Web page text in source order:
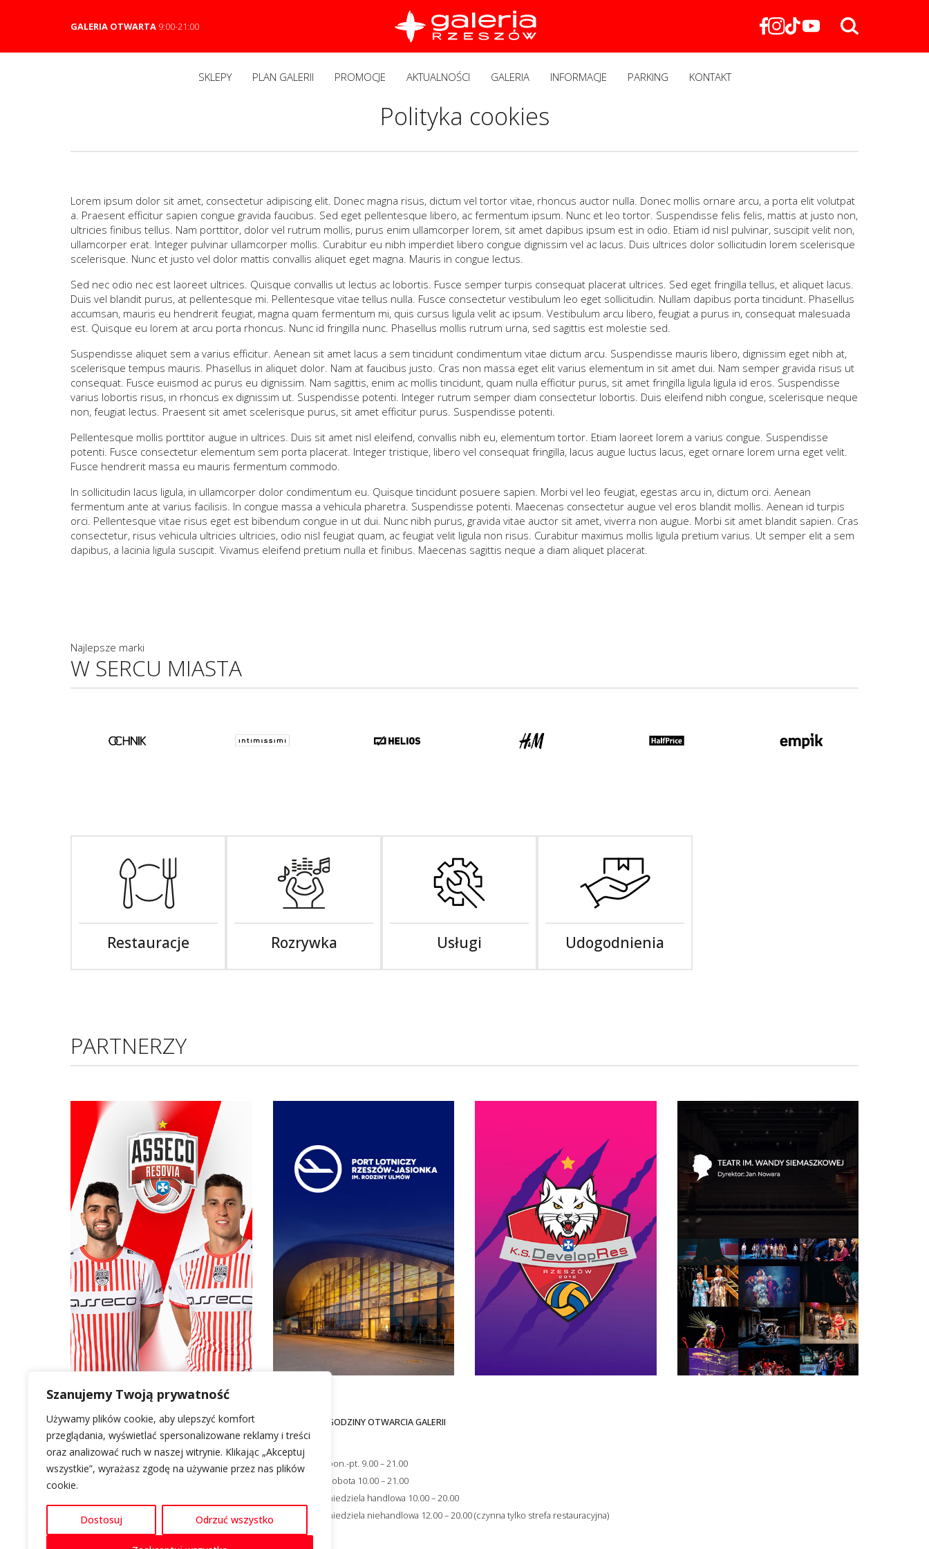
Szanujemy Twoją prywatność
Używamy plików cookie, aby ulepszyć komfort
przeglądania, wyświetlać spersonalizowane reklamy i treści
oraz analizować ruch w naszej witrynie. Klikając „Akceptuj
wszystkie”, wyrażasz zgodę na używanie przez nas plików
cookie.
Dostosuj Odrzuć wszystko
GALERIA OTWARTA 9:00-21:00
SKLEPY PLAN GALERII PROMOCJE AKTUALNOŚCI GALERIA INFORMACJE PARKING KONTAKT
Polityka cookies
Lorem ipsum dolor sit amet, consectetur adipiscing elit. Donec magna risus, dictum vel tortor vitae, rhoncus auctor nulla. Donec mollis ornare arcu, a porta elit volutpat
a. Praesent efficitur sapien congue gravida faucibus. Sed eget pellentesque libero, ac fermentum ipsum. Nunc et leo tortor. Suspendisse felis felis, mattis at justo non,
ultricies finibus tellus. Nam porttitor, dolor vel rutrum mollis, purus enim ullamcorper lorem, sit amet dapibus ipsum est in odio. Etiam id nisl pulvinar, suscipit velit non,
ullamcorper erat. Integer pulvinar ullamcorper mollis. Curabitur eu nibh imperdiet libero congue dignissim vel ac lacus. Duis ultrices dolor sollicitudin lorem scelerisque
scelerisque. Nunc et justo vel dolor mattis convallis aliquet eget magna. Mauris in congue lectus.
Sed nec odio nec est laoreet ultrices. Quisque convallis ut lectus ac lobortis. Fusce semper turpis consequat placerat ultrices. Sed eget fringilla tellus, et aliquet lacus.
Duis vel blandit purus, at pellentesque mi. Pellentesque vitae tellus nulla. Fusce consectetur vestibulum leo eget sollicitudin. Nullam dapibus porta tincidunt. Phasellus
accumsan, mauris eu hendrerit feugiat, magna quam fermentum mi, quis cursus ligula velit ac ipsum. Vestibulum arcu libero, feugiat a purus in, consequat malesuada
est. Quisque eu lorem at arcu porta rhoncus. Nunc id fringilla nunc. Phasellus mollis rutrum urna, sed sagittis est molestie sed.
Suspendisse aliquet sem a varius efficitur. Aenean sit amet lacus a sem tincidunt condimentum vitae dictum arcu. Suspendisse mauris libero, dignissim eget nibh at,
scelerisque tempus mauris. Phasellus in aliquet dolor. Nam at faucibus justo. Cras non massa eget elit varius elementum in sit amet dui. Nam semper gravida risus ut
consequat. Fusce euismod ac purus eu dignissim. Nam sagittis, enim ac mollis tincidunt, quam nulla efficitur purus, sit amet fringilla ligula ligula id eros. Suspendisse
varius lobortis risus, in rhoncus ex dignissim ut. Suspendisse potenti. Integer rutrum semper diam consectetur lobortis. Duis eleifend nibh congue, scelerisque neque
non, feugiat lectus. Praesent sit amet scelerisque purus, sit amet efficitur purus. Suspendisse potenti.
Pellentesque mollis porttitor augue in ultrices. Duis sit amet nisl eleifend, convallis nibh eu, elementum tortor. Etiam laoreet lorem a varius congue. Suspendisse
potenti. Fusce consectetur elementum sem porta placerat. Integer tristique, libero vel consequat fringilla, lacus augue luctus lacus, eget ornare lorem urna eget velit.
Fusce hendrerit massa eu mauris fermentum commodo.
In sollicitudin lacus ligula, in ullamcorper dolor condimentum eu. Quisque tincidunt posuere sapien. Morbi vel leo feugiat, egestas arcu in, dictum orci. Aenean
fermentum ante at varius facilisis. In congue massa a vehicula pharetra. Suspendisse potenti. Maecenas consectetur augue vel eros blandit mollis. Aenean id turpis
orci. Pellentesque vitae risus eget est bibendum congue in ut dui. Nunc nibh purus, gravida vitae auctor sit amet, viverra non augue. Morbi sit amet blandit sapien. Cras
consectetur, risus vehicula ultricies ultricies, odio nisl feugiat quam, ac feugiat velit ligula non risus. Curabitur maximus mollis ligula pretium varius. Ut semper elit a sem
dapibus, a lacinia ligula suscipit. Vivamus eleifend pretium nulla et finibus. Maecenas sagittis neque a diam aliquet placerat.
Najlepsze marki
W SERCU MIASTA
Restauracje Rozrywka Usługi Udogodnienia
PARTNERZY
LOKALIZACJA
Al. Piłsudskiego 44
35-001 Rzeszów
O GALERII RZESZÓW
Informacje
INFORMACJE
Polityka cookies
GODZINY OTWARCIA GALERII
pon.-pt. 9.00 – 21.00
sobota 10.00 – 21.00
niedziela handlowa 10.00 – 20.00
niedziela niehandlowa 12.00 – 20.00 (czynna tylko strefa restauracyjna)